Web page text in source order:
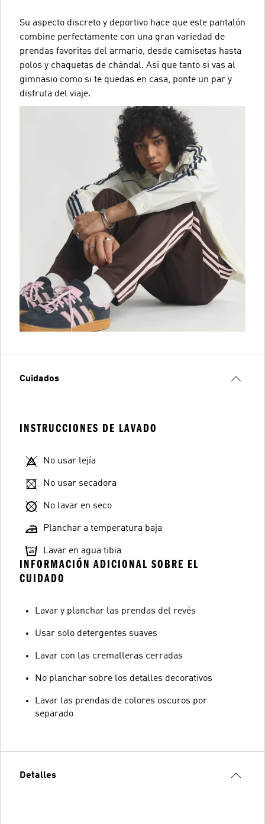
Su aspecto discreto y deportivo hace que este pantalón
combine perfectamente con una gran variedad de
prendas favoritas del armario, desde camisetas hasta
polos y chaquetas de chándal. Así que tanto si vas al
gimnasio como si te quedas en casa, ponte un par y
disfruta del viaje.
Cuidados
INSTRUCCIONES DE LAVADO
No usar lejía
No usar secadora
No lavar en seco
Planchar a temperatura baja
Lavar en agua tibia
INFORMACIÓN ADICIONAL SOBRE EL
CUIDADO
Lavar y planchar las prendas del revés
Usar solo detergentes suaves
Lavar con las cremalleras cerradas
No planchar sobre los detalles decorativos
Lavar las prendas de colores oscuros por
separado
Detalles